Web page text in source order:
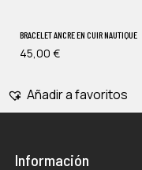
BRACELET ANCRE EN CUIR NAUTIQUE
45,00 €
Añadir a favoritos
Información